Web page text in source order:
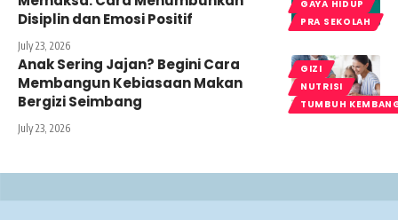
GAYA HIDUP
PRA SEKOLAH
Disiplin dan Emosi Positif
July 23, 2026
GIZI
NUTRISI
TUMBUH
Anak Sering Jajan? Begini Cara
Membangun Kebiasaan Makan
Bergizi Seimbang
July 23, 2026